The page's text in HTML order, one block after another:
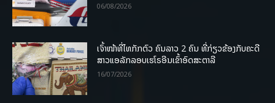
06/08/2026
ເຈົ້າໜ້າທີ່ໄທກັກຕົວ ຄົນລາວ 2 ຄົນ ທີ່ກ່ຽວຂ້ອງກັບຄະດີ
ສາວແອລັກລອບເຮໂຣອີນເຂົ້າອົດສະຕາລີ
16/07/2026